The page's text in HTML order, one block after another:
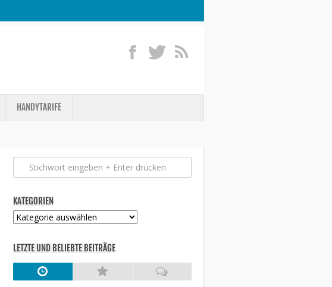
HANDYTARIFE
KATEGORIEN
Kategorien
LETZTE UND BELIEBTE BEITRÄGE